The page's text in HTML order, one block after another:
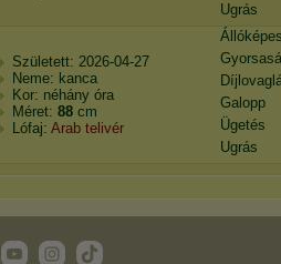
Ugrás
Született: 2026-04-27
Neme: kanca
Kor: néhány óra
Méret: 88 cm
Lófaj: Arab telivér
Galopp
Ügetés
Ugrás